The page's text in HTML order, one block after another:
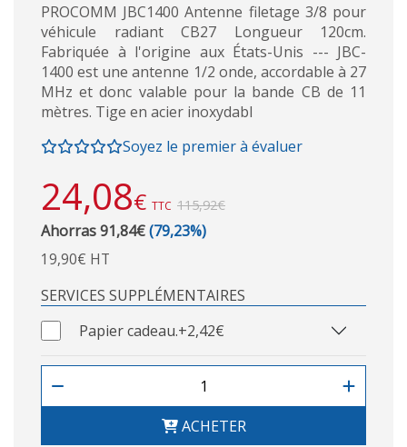
PROCOMM JBC1400 Antenne filetage 3/8 pour
véhicule radiant CB27 Longueur 120cm.
Fabriquée à l'origine aux États-Unis --- JBC-
1400 est une antenne 1/2 onde, accordable à 27
MHz et donc valable pour la bande CB de 11
mètres. Tige en acier inoxydabl
Soyez le premier à évaluer
24,08€ TTC 115,92€
Ahorras 91,84€(79,23%)
19,90€ HT
SERVICES SUPPLÉMENTAIRES
Papier cadeau.+2,42€
ACHETER